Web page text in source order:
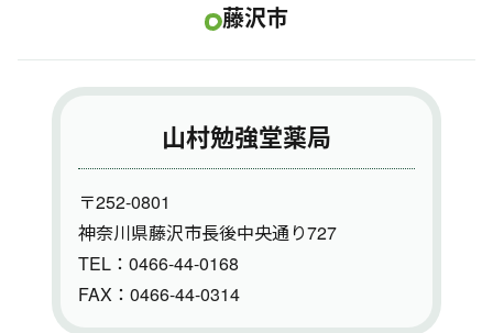
藤沢市
山村勉強堂薬局
〒252-0801
神奈川県藤沢市長後中央通り727
TEL：0466-44-0168
FAX：0466-44-0314